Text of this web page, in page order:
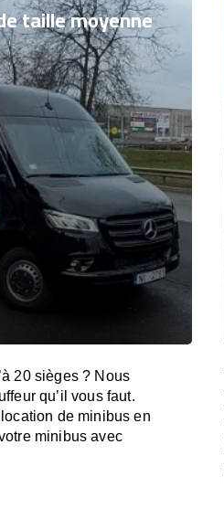
taille moyenne
20 sièges ? Nous
qu’il vous faut.
de minibus en
minibus avec